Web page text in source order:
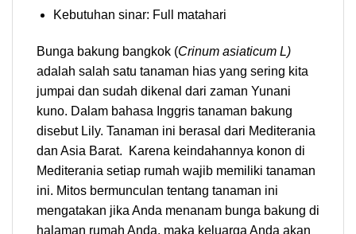
Kebutuhan sinar: Full matahari
Bunga bakung bangkok (Crinum asiaticum L)
adalah salah satu tanaman hias yang sering kita
jumpai dan sudah dikenal dari zaman Yunani
kuno. Dalam bahasa Inggris tanaman bakung
disebut Lily. Tanaman ini berasal dari Mediterania
dan Asia Barat. Karena keindahannya konon di
Mediterania setiap rumah wajib memiliki tanaman
ini. Mitos bermunculan tentang tanaman ini
mengatakan jika Anda menanam bunga bakung di
halaman rumah Anda, maka keluarga Anda akan